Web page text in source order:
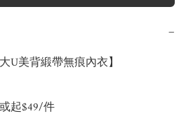
−
U美背緞帶無痕內衣】
起$49/件